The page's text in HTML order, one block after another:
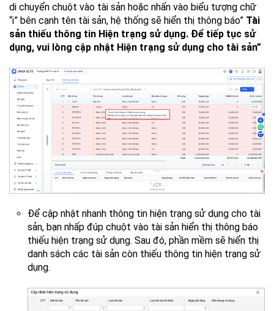
di chuyển chuột vào tài sản hoặc nhấn vào biểu tượng chữ
“i” bên cạnh tên tài sản, hệ thống sẽ hiển thị thông báo” Tài
sản thiếu thông tin Hiện trạng sử dụng. Để tiếp tục sử
dụng, vui lòng cập nhật Hiện trạng sử dụng cho tài sản”
Để cập nhật nhanh thông tin hiện trạng sử dụng cho tài
sản, bạn nhấp đúp chuột vào tài sản hiển thị thông báo
thiếu hiện trạng sử dụng. Sau đó, phần mềm sẽ hiển thị
danh sách các tài sản còn thiếu thông tin hiện trạng sử
dụng.